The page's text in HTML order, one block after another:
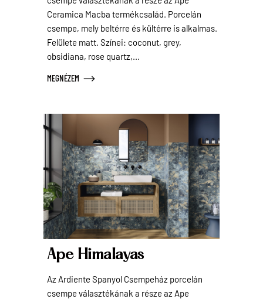
Ceramica Macba termékcsalád. Porcelán
csempe, mely beltérre és kültérre is alkalmas.
Felülete matt. Színei: coconut, grey,
obsidiana, rose quartz,...
MEGNÉZEM
Ape Himalayas
Az Ardiente Spanyol Csempeház porcelán
csempe választékának a része az Ape